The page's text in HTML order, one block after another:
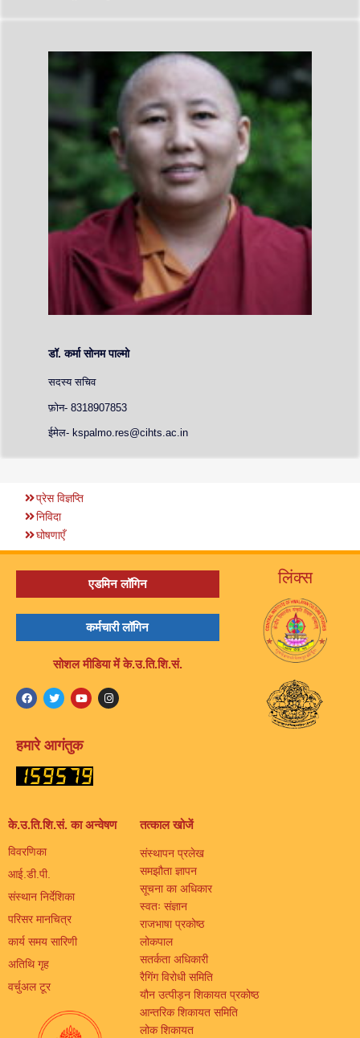
डॉ. कर्मा सोनम पाल्मो
सदस्य सचिव
फ़ोन- 8318907853
ईमेल- kspalmo.res@cihts.ac.in
प्रेस विज्ञप्ति
निविदा
घोषणाएँ
एडमिन लॉगिन
कर्मचारी लॉगिन
सोशल मीडिया में के.उ.ति.शि.सं.
हमारे आगंतुक
लिंक्स
के.उ.ति.शि.सं. का अन्वेषण
विवरणिका
आई.डी.पी.
संस्थान निर्देशिका
परिसर मानचित्र
कार्य समय सारिणी
अतिथि गृह
वर्चुअल टूर
तत्काल खोजें
संस्थापन प्रलेख
समझौता ज्ञापन
सूचना का अधिकार
स्वतः संज्ञान
राजभाषा प्रकोष्ठ
लोकपाल
सतर्कता अधिकारी
रैगिंग विरोधी समिति
यौन उत्पीड़न शिकायत प्रकोष्ठ
आन्तरिक शिकायत समिति
लोक शिकायत